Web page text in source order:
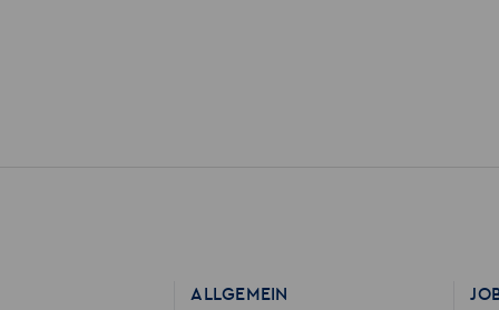
ALLGEMEIN